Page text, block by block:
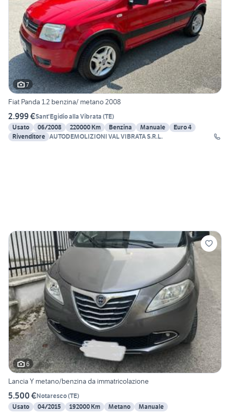
7
Fiat Panda 1.2 benzina/ metano 2008
2.999 €Sant'Egidio alla Vibrata (TE)
Usato
06/2008 220000 Km Benzina Manuale
Euro 4
Rivenditore AUTODEMOLIZIONI VAL VIBRATA S.R.L.
6
Lancia Y metano/benzina da immatricolazione
5.500 €Notaresco(TE)
Usato
04/2015 192000 Km Metano Manuale